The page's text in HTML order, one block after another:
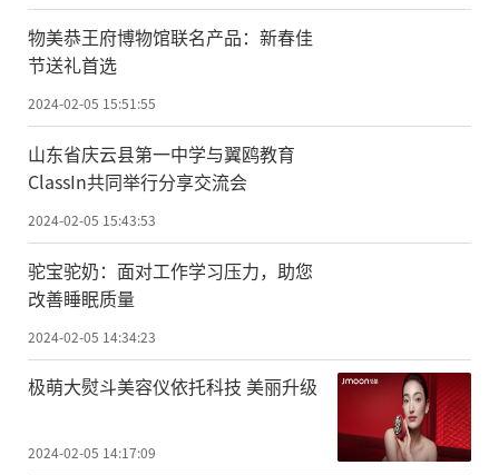
物美恭王府博物馆联名产品：新春佳
节送礼首选
2024-02-05 15:51:55
山东省庆云县第一中学与翼鸥教育
ClassIn共同举行分享交流会
2024-02-05 15:43:53
驼宝驼奶：面对工作学习压力，助您
改善睡眠质量
2024-02-05 14:34:23
极萌大熨斗美容仪依托科技 美丽升级
2024-02-05 14:17:09